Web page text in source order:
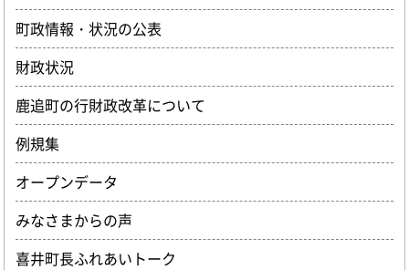
町政情報・状況の公表
財政状況
鹿追町の行財政改革について
例規集
オープンデータ
みなさまからの声
喜井町長ふれあいトーク